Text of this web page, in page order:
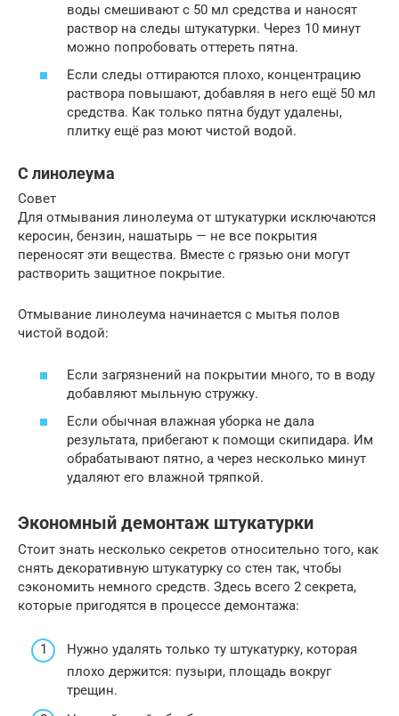
воды смешивают с 50 мл средства и наносят
раствор на следы штукатурки. Через 10 минут
можно попробовать оттереть пятна.
Если следы оттираются плохо, концентрацию
раствора повышают, добавляя в него ещё 50 мл
средства. Как только пятна будут удалены,
плитку ещё раз моют чистой водой.
С линолеума
Совет
Для отмывания линолеума от штукатурки исключаются
керосин, бензин, нашатырь — не все покрытия
переносят эти вещества. Вместе с грязью они могут
растворить защитное покрытие.
Отмывание линолеума начинается с мытья полов
чистой водой:
Если загрязнений на покрытии много, то в воду
добавляют мыльную стружку.
Если обычная влажная уборка не дала
результата, прибегают к помощи скипидара. Им
обрабатывают пятно, а через несколько минут
удаляют его влажной тряпкой.
Экономный демонтаж штукатурки
Стоит знать несколько секретов относительно того, как
снять декоративную штукатурку со стен так, чтобы
сэкономить немного средств. Здесь всего 2 секрета,
которые пригодятся в процессе демонтажа:
Нужно удалять только ту штукатурку, которая
плохо держится: пузыри, площадь вокруг
трещин.